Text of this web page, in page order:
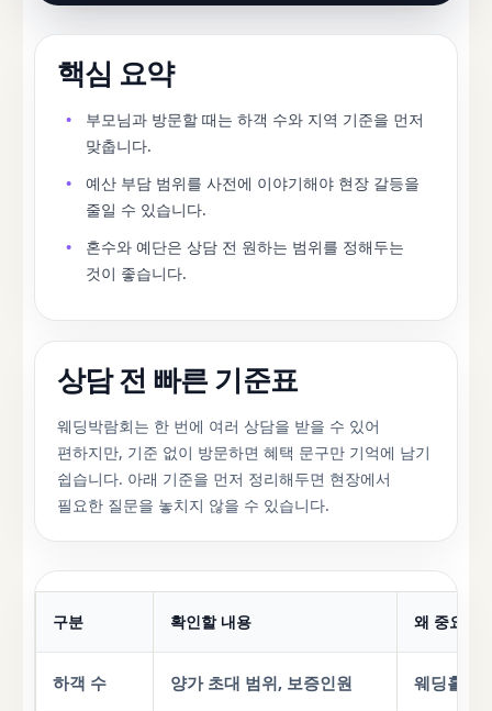
핵심 요약
부모님과 방문할 때는 하객 수와 지역 기준을 먼저
맞춥니다.
예산 부담 범위를 사전에 이야기해야 현장 갈등을
줄일 수 있습니다.
혼수와 예단은 상담 전 원하는 범위를 정해두는
것이 좋습니다.
상담 전 빠른 기준표
웨딩박람회는 한 번에 여러 상담을 받을 수 있어
편하지만, 기준 없이 방문하면 혜택 문구만 기억에 남기
쉽습니다. 아래 기준을 먼저 정리해두면 현장에서
필요한 질문을 놓치지 않을 수 있습니다.
구분 확인할 내용 왜 중요한
하객 수 양가 초대 범위, 보증인원 웨딩홀 선